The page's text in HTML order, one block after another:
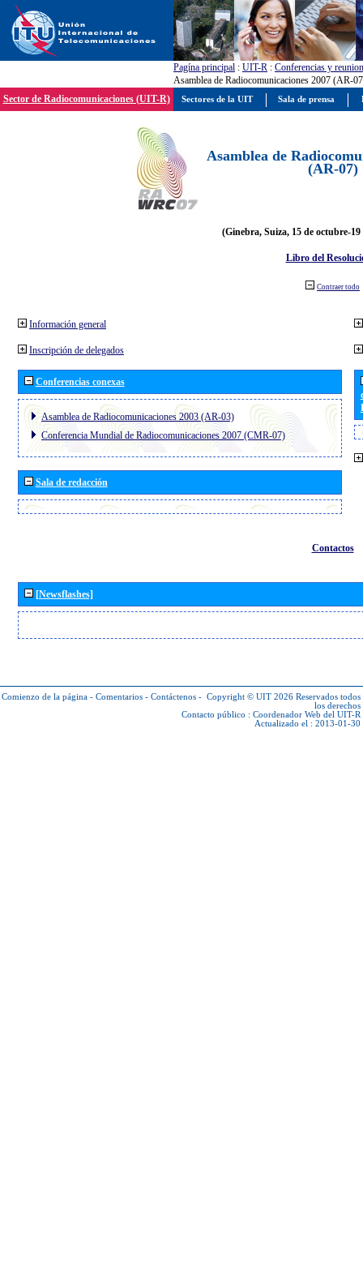
Pagína principal : UIT-R : Conferencias y
Asamblea de Radiocomunicaciones 2007 (AR-
Sector de Radiocomunicaciones (UIT-R)
Asamblea de
(AR-07)
(Ginebra, Suiza, 15 de octubre-19
Libro del
Contraer todo
Información general
Inscripción de delegados
Conferencias conexas
Asamblea de Radiocomunicaciones 2003 (AR-03)
Conferencia Mundial de Radiocomunicaciones 2007 (CMR-07)
Sala de redacción
Contactos
[Newsflashes]
Comienzo de la página - Comentarios - Contáctenos - Copyright © UIT 2026 Reservados todos
los derechos
Contacto público : Coordenador Web del UIT-R
Actualizado el : 2013-01-30
Sectores de la UIT Sala de prensa